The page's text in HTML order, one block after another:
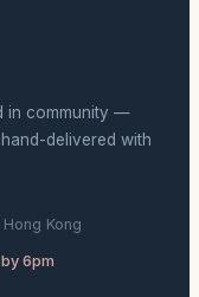
in community —
delivered with
Kong
6pm